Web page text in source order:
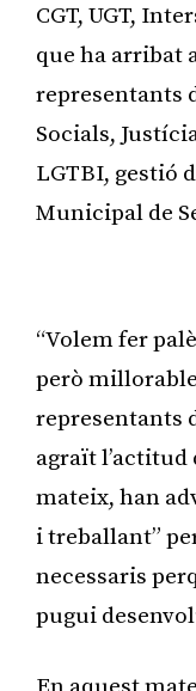
CGT, UGT,
que ha arribat
representants
Socials,
LGTBI, gestió
Municipal de
“Volem fer
però
representants
agraït
mateix, han
i treballant”
necessaris
pugui